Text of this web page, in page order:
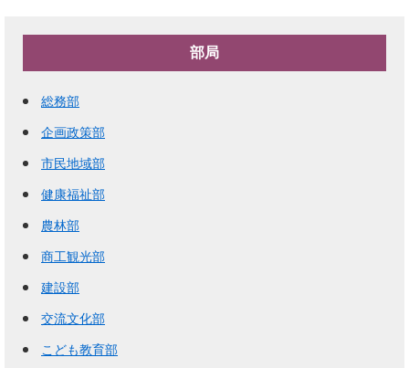
部局
総務部
企画政策部
市民地域部
健康福祉部
農林部
商工観光部
建設部
交流文化部
こども教育部